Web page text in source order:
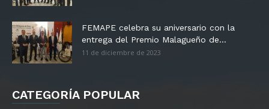
FEMAPE celebra su aniversario con la
entrega del Premio Malagueño de...
11 de diciembre de 2023
CATEGORÍA POPULAR